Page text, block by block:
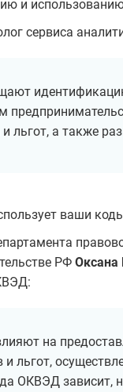
и
сервиса
льгот, а также
ваши
РФ Оксана
на
льгот,
ОКВЭД зависит,